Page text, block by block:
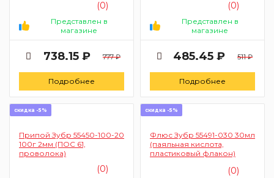
(0)
Представлен в
магазине
738.15 ₽ 777 ₽
Подробнее
(0)
Представлен в
магазине
485.45 ₽ 511 ₽
Подробнее
скидка -5%
Припой Зубр 55450-100-20
100г 2мм (ПОС 61,
проволока)
(0)
скидка -5%
Флюс Зубр 55491-030 30мл
(паяльная кислота,
пластиковый флакон)
(0)